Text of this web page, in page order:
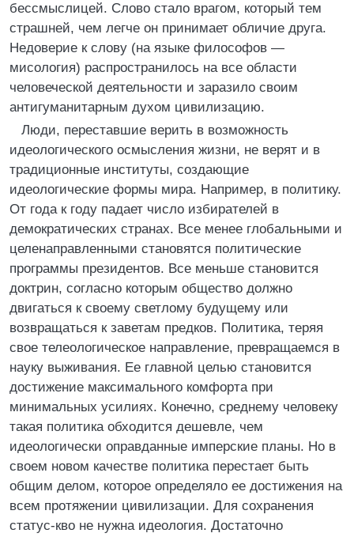
бессмыслицей. Слово стало врагом, который тем
страшней, чем легче он принимает обличие друга.
Недоверие к слову (на языке философов —
мисология) распространилось на все области
человеческой деятельности и заразило своим
антигуманитарным духом цивилизацию.
Люди, переставшие верить в возможность
идеологического осмысления жизни, не верят и в
традиционные институты, создающие
идеологические формы мира. Например, в политику.
От года к году падает число избирателей в
демократических странах. Все менее глобальными и
целенаправленными становятся политические
программы президентов. Все меньше становится
доктрин, согласно которым общество должно
двигаться к своему светлому будущему или
возвращаться к заветам предков. Политика, теряя
свое телеологическое направление, превращаемся в
науку выживания. Ее главной целью становится
достижение максимального комфорта при
минимальных усилиях. Конечно, среднему человеку
такая политика обходится дешевле, чем
идеологически оправданные имперские планы. Но в
своем новом качестве политика перестает быть
общим делом, которое определяло ее достижения на
всем протяжении цивилизации. Для сохранения
статус-кво не нужна идеология. Достаточно